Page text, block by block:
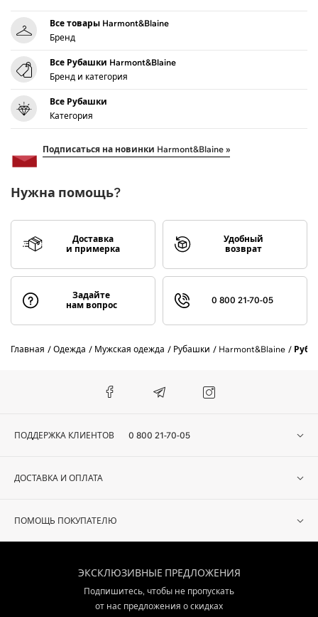
Все товары Harmont&Blaine
Бренд
Все Рубашки Harmont&Blaine
Бренд и категория
Все Рубашки
Категория
Подписаться на новинки Harmont&Blaine »
Нужна помощь?
Доставка
и примерка
Удобный
возврат
Задайте
нам вопрос
0 800 21-70-05
Главная Одежда Мужская одежда Рубашки Harmont&Blaine
ПОДДЕРЖКА КЛИЕНТОВ 0 800 21-70-05
ДОСТАВКА И ОПЛАТА
ПОМОЩЬ ПОКУПАТЕЛЮ
ЭКСКЛЮЗИВНЫЕ ПРЕДЛОЖЕНИЯ
Подпишитесь, чтобы не пропускать
от нас предложения о скидках